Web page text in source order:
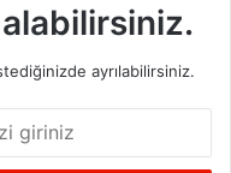
ayrılabilirsiniz.